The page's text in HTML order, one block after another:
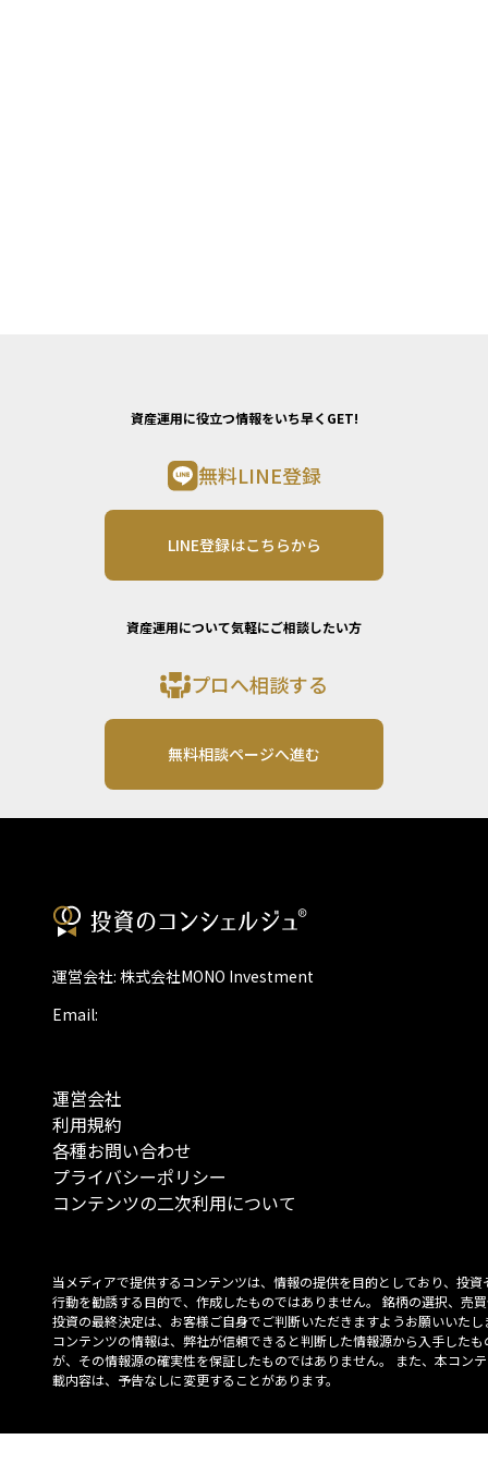
資産運用に役立つ情報をいち早くGET!
無料LINE登録
LINE登録はこちらから
資産運用について気軽にご相談したい方
プロへ相談する
無料相談ページへ進む
運営会社: 株式会社MONO Investment
Email:
運営会社
利用規約
各種お問い合わせ
プライバシーポリシー
コンテンツの二次利用について
当メディアで提供するコンテンツは、情報の提供を目的としており、投資
行動を勧誘する目的で、作成したものではありません。 銘柄の選択、売
投資の最終決定は、お客様ご自身でご判断いただきますようお願いいたし
コンテンツの情報は、弊社が信頼できると判断した情報源から入手したも
が、その情報源の確実性を保証したものではありません。 また、本コン
載内容は、予告なしに変更することがあります。